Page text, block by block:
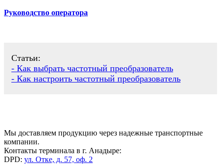
Руководство оператора
Статьи:
- Как выбрать частотный преобразователь
- Как настроить частотный преобразователь
Мы доставляем продукцию через надежные транспортные
компании.
Контакты терминала в г. Анадыре:
DPD: ул. Отке, д. 57, оф. 2